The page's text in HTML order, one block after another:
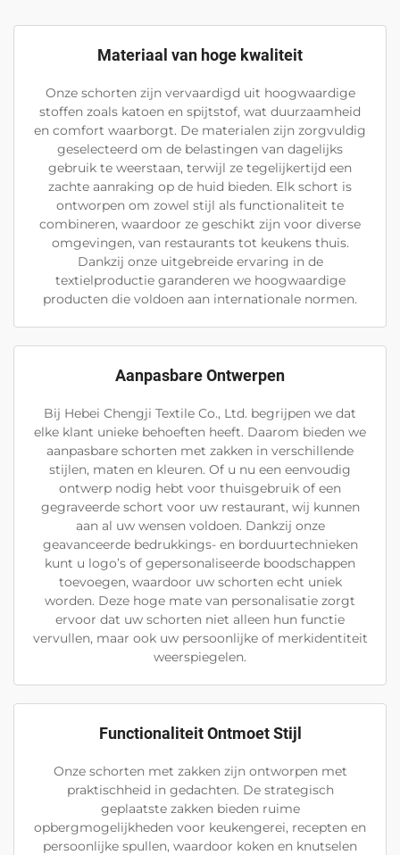
Materiaal van hoge kwaliteit
Onze schorten zijn vervaardigd uit hoogwaardige
stoffen zoals katoen en spijtstof, wat duurzaamheid
en comfort waarborgt. De materialen zijn zorgvuldig
geselecteerd om de belastingen van dagelijks
gebruik te weerstaan, terwijl ze tegelijkertijd een
zachte aanraking op de huid bieden. Elk schort is
ontworpen om zowel stijl als functionaliteit te
combineren, waardoor ze geschikt zijn voor diverse
omgevingen, van restaurants tot keukens thuis.
Dankzij onze uitgebreide ervaring in de
textielproductie garanderen we hoogwaardige
producten die voldoen aan internationale normen.
Aanpasbare Ontwerpen
Bij Hebei Chengji Textile Co., Ltd. begrijpen we dat
elke klant unieke behoeften heeft. Daarom bieden we
aanpasbare schorten met zakken in verschillende
stijlen, maten en kleuren. Of u nu een eenvoudig
ontwerp nodig hebt voor thuisgebruik of een
gegraveerde schort voor uw restaurant, wij kunnen
aan al uw wensen voldoen. Dankzij onze
geavanceerde bedrukkings- en borduurtechnieken
kunt u logo’s of gepersonaliseerde boodschappen
toevoegen, waardoor uw schorten echt uniek
worden. Deze hoge mate van personalisatie zorgt
ervoor dat uw schorten niet alleen hun functie
vervullen, maar ook uw persoonlijke of merkidentiteit
weerspiegelen.
Functionaliteit Ontmoet Stijl
Onze schorten met zakken zijn ontworpen met
praktischheid in gedachten. De strategisch
geplaatste zakken bieden ruime
opbergmogelijkheden voor keukengerei, recepten en
persoonlijke spullen, waardoor koken en knutselen